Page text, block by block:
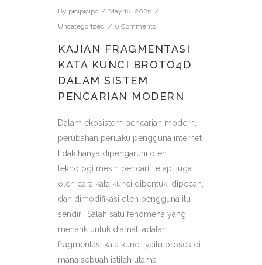
By picipicipo
May 18, 2026
Uncategorized
0 Comments
KAJIAN FRAGMENTASI
KATA KUNCI BROTO4D
DALAM SISTEM
PENCARIAN MODERN
Dalam ekosistem pencarian modern,
perubahan perilaku pengguna internet
tidak hanya dipengaruhi oleh
teknologi mesin pencari, tetapi juga
oleh cara kata kunci dibentuk, dipecah,
dan dimodifikasi oleh pengguna itu
sendiri. Salah satu fenomena yang
menarik untuk diamati adalah
fragmentasi kata kunci, yaitu proses di
mana sebuah istilah utama